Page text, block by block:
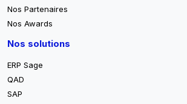
Nos Partenaires
Nos Awards
Nos solutions
ERP Sage
QAD
SAP